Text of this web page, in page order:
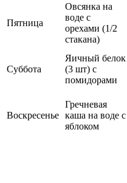
Пятница
Овсянка на
воде с
орехами (1/2
стакана)
Суббота
Яичный белок
(3 шт) с
помидорами
Воскресенье
Гречневая
каша на воде с
яблоком